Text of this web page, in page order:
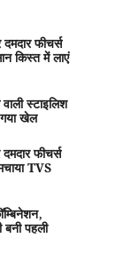
फीचर्स
किस्त में लाएं
स्टाइलिश
खेल
फीचर्स
TVS
पहली